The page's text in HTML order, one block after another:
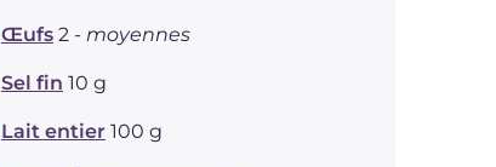
Œufs 2 - moyennes
Sel fin 10 g
Lait entier 100 g